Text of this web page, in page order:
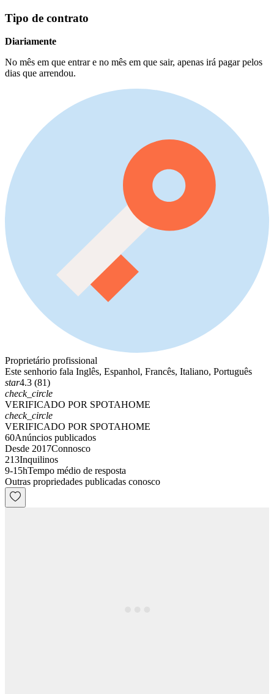
Tipo de contrato
Diariamente
No mês em que entrar e no mês em que sair, apenas irá pagar pelos
dias que arrendou.
Proprietário profissional
Este senhorio fala Inglês, Espanhol, Francês, Italiano, Português
star4.3 (81)
check_circle
VERIFICADO POR SPOTAHOME
check_circle
VERIFICADO POR SPOTAHOME
60Anúncios publicados
Desde 2017Connosco
213Inquilinos
9-15hTempo médio de resposta
Outras propriedades publicadas conosco